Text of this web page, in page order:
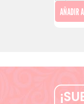
AÑADIR